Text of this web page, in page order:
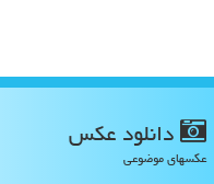
دانلود عكس
عکسهای موضوعی